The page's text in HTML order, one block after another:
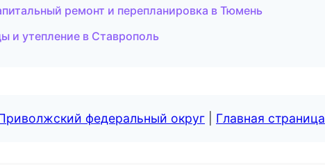
ремонт и перепланировка в Тюмень
и утепление в Ставрополь
федеральный округ Главная страница